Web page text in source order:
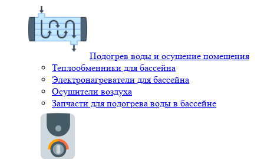
Подогрев воды и осушение помещения
Теплообменники для бассейна
Электронагреватели для бассейна
Осушители воздуха
Запчасти для подогрева воды в бассейне